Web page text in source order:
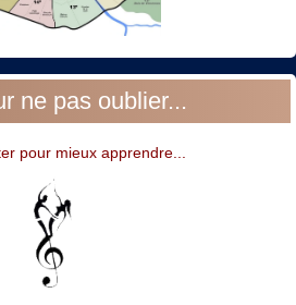
ne pas oublier...
pour mieux apprendre...